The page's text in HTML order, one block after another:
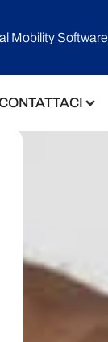
Mobility Software​